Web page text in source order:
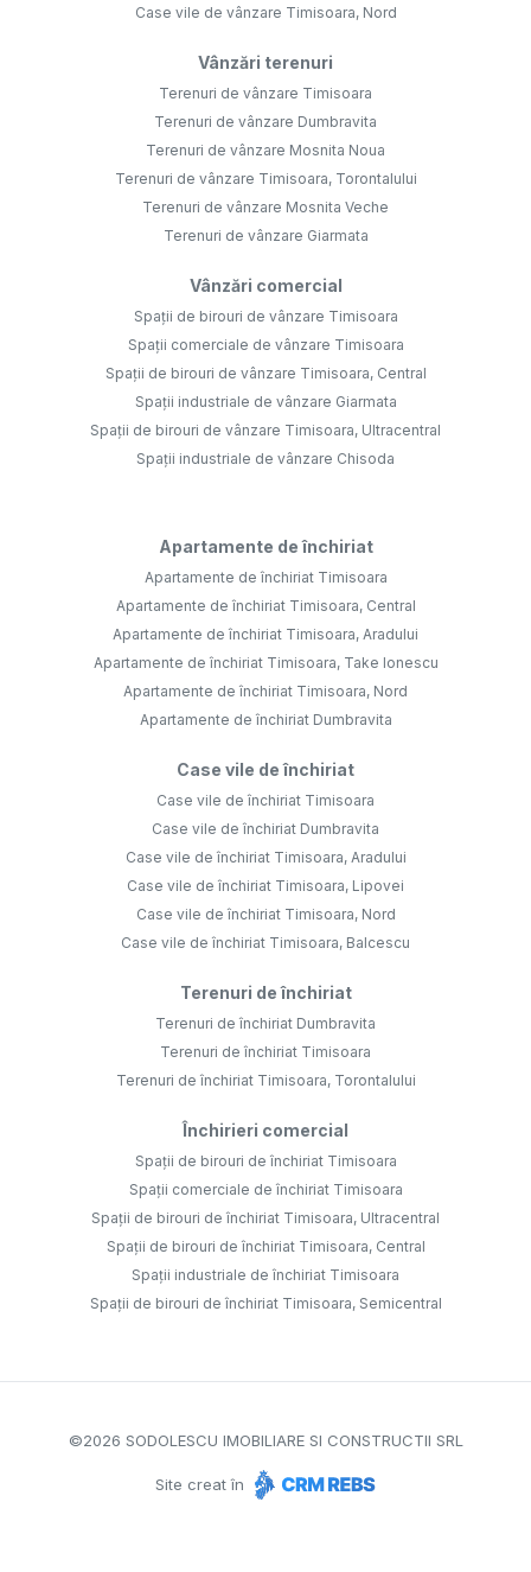
Case vile de vânzare Timisoara, Nord
Vânzări terenuri
Terenuri de vânzare Timisoara
Terenuri de vânzare Dumbravita
Terenuri de vânzare Mosnita Noua
Terenuri de vânzare Timisoara, Torontalului
Terenuri de vânzare Mosnita Veche
Terenuri de vânzare Giarmata
Vânzări comercial
Spații de birouri de vânzare Timisoara
Spații comerciale de vânzare Timisoara
Spații de birouri de vânzare Timisoara, Central
Spații industriale de vânzare Giarmata
Spații de birouri de vânzare Timisoara, Ultracentral
Spații industriale de vânzare Chisoda
Apartamente de închiriat
Apartamente de închiriat Timisoara
Apartamente de închiriat Timisoara, Central
Apartamente de închiriat Timisoara, Aradului
Apartamente de închiriat Timisoara, Take Ionescu
Apartamente de închiriat Timisoara, Nord
Apartamente de închiriat Dumbravita
Case vile de închiriat
Case vile de închiriat Timisoara
Case vile de închiriat Dumbravita
Case vile de închiriat Timisoara, Aradului
Case vile de închiriat Timisoara, Lipovei
Case vile de închiriat Timisoara, Nord
Case vile de închiriat Timisoara, Balcescu
Terenuri de închiriat
Terenuri de închiriat Dumbravita
Terenuri de închiriat Timisoara
Terenuri de închiriat Timisoara, Torontalului
Închirieri comercial
Spații de birouri de închiriat Timisoara
Spații comerciale de închiriat Timisoara
Spații de birouri de închiriat Timisoara, Ultracentral
Spații de birouri de închiriat Timisoara, Central
Spații industriale de închiriat Timisoara
Spații de birouri de închiriat Timisoara, Semicentral
©2026 SODOLESCU IMOBILIARE SI CONSTRUCTII SRL
Site creat în